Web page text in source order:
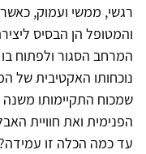
רגשי, ממשי ועמוק,
והמטופל הן הבסיס
נוכחותו האקטיבית של
שמכוח התקיימותו
הפנימית ואת חוויית